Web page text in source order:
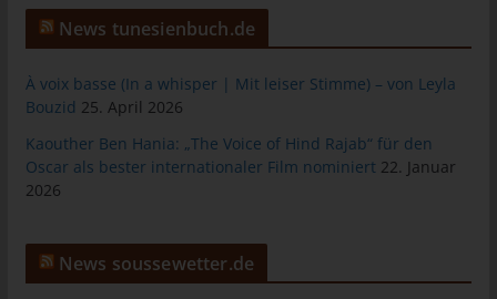
News tunesienbuch.de
À voix basse (In a whisper | Mit leiser Stimme) – von Leyla
Bouzid 25. April 2026
Kaouther Ben Hania: „The Voice of Hind Rajab“ für den
Oscar als bester internationaler Film nominiert 22. Januar
2026
News soussewetter.de
die Cookie-Setzung nicht möglich wären.
Mittels eines Cookies können die Informationen und Angebote
werden. Cookies ermöglichen uns, wie bereits erwähnt, die
Benutzer unserer Internetseite wiederzuerkennen. Zweck dieser
Wiedererkennung ist es, den Nutzern die Verwendung unserer
Internetseite zu erleichtern. Der Benutzer einer Internetseite, die
Cookies verwendet, muss beispielsweise nicht bei jedem
weil dies von der Internetseite und dem auf dem
Computersystem des Benutzers abgelegten Cookie
übernommen wird. Ein weiteres Beispiel ist das Cookie eines